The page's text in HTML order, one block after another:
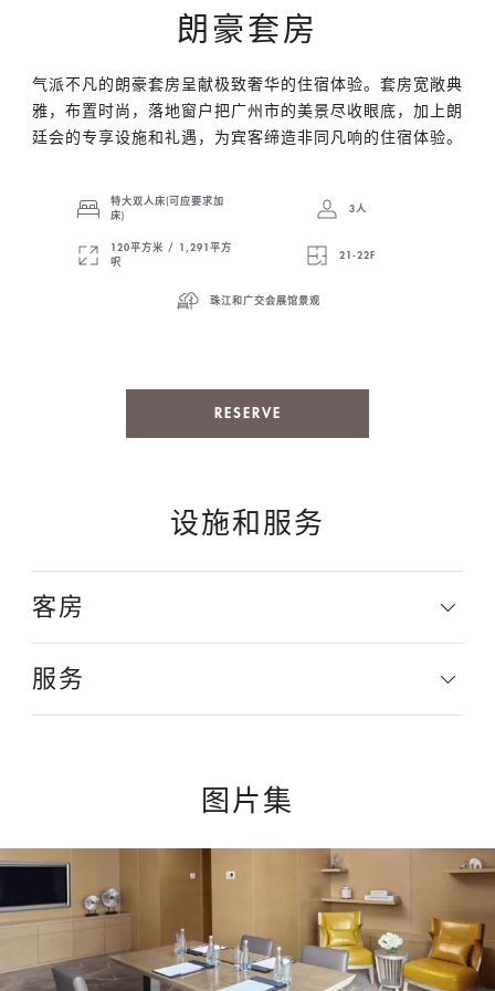
朗豪套房
气派不凡的朗豪套房呈献极致奢华的住宿体验。套房宽敞典
雅，布置时尚，落地窗户把广州市的美景尽收眼底，加上朗
廷会的专享设施和礼遇，为宾客缔造非同凡响的住宿体验。
特大双人床(可应要求加
床)
3人
120平方米 / 1,291平方
呎
21-22F
珠江和广交会展馆景观
RESERVE
设施和服务
客房
服务
图片集